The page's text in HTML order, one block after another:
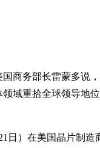
国商务部长雷蒙多说
领域重拾全球领导地
日）在美国晶片制造